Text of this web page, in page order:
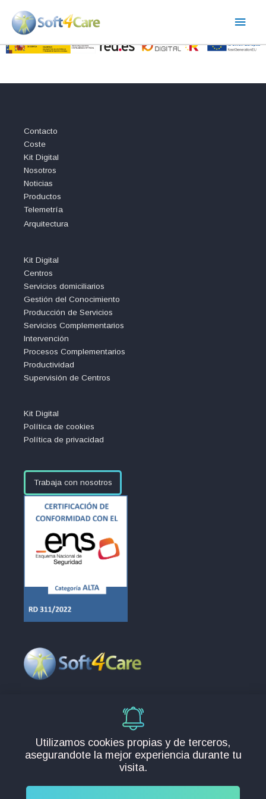
contenido
Contacto
Coste
Kit Digital
Nosotros
Noticias
Productos
Telemetría
Arquitectura
Kit Digital
Centros
Servicios domiciliarios
Gestión del Conocimiento
Producción de Servicios
Servicios Complementarios
Intervención
Procesos Complementarios
Productividad
Supervisión de Centros
Kit Digital
Política de cookies
Política de privacidad
Trabaja con nosotros
España:+34 91 088 98 91
Chile:+56 225 828 714
Utilizamos cookies propias y de terceros,
asegurandote la mejor experiencia durante tu
visita.